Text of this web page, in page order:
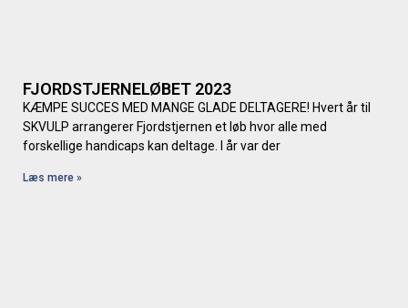
FJORDSTJERNELØBET 2023
KÆMPE SUCCES MED MANGE GLADE DELTAGERE! Hvert år til
SKVULP arrangerer Fjordstjernen et løb hvor alle med
forskellige handicaps kan deltage. I år var der
Læs mere »